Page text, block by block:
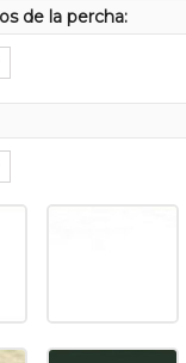
de la percha: